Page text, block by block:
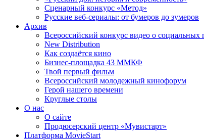
Сценарный конкурс «Метод»
Русские веб-сериалы: от бумеров до зумеров
Архив
Всероссийский конкурс видео о социальных
New Distribution
Как создаётся кино
Бизнес-площадка 43 ММКФ
Твой первый фильм
Всероссийский молодежный кинофорум
Герой нашего времени
Круглые столы
О нас
О сайте
Продюсерский центр «Мувистарт»
Платформа MovieStart